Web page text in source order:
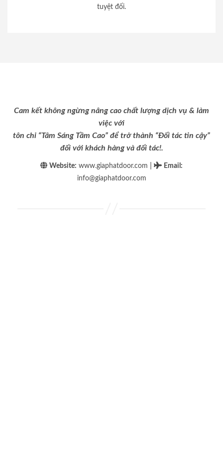
tuyệt đối.
Cam kết không ngừng nâng cao chất lượng dịch vụ & làm
việc với
tôn chỉ “Tâm Sáng Tầm Cao” để trở thành “Đối tác tin cậy”
đối với khách hàng và đối tác!.
Website: www.giaphatdoor.com Email :
info@giaphatdoor.com